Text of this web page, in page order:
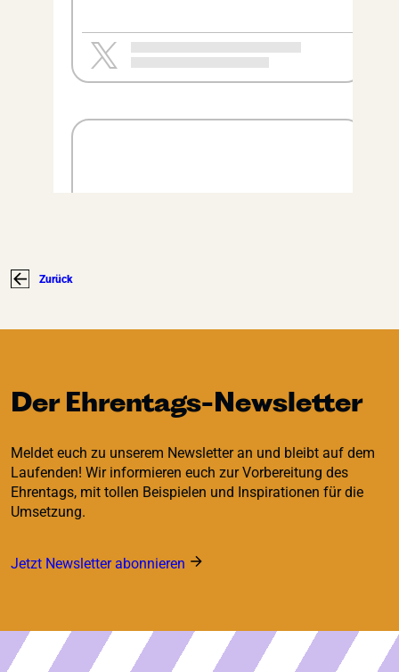
Zurück
Der Ehrentags-Newsletter
Meldet euch zu unserem Newsletter an und bleibt auf dem
Laufenden! Wir informieren euch zur Vorbereitung des
Ehrentags, mit tollen Beispielen und Inspirationen für die
Umsetzung.
Jetzt Newsletter abonnieren